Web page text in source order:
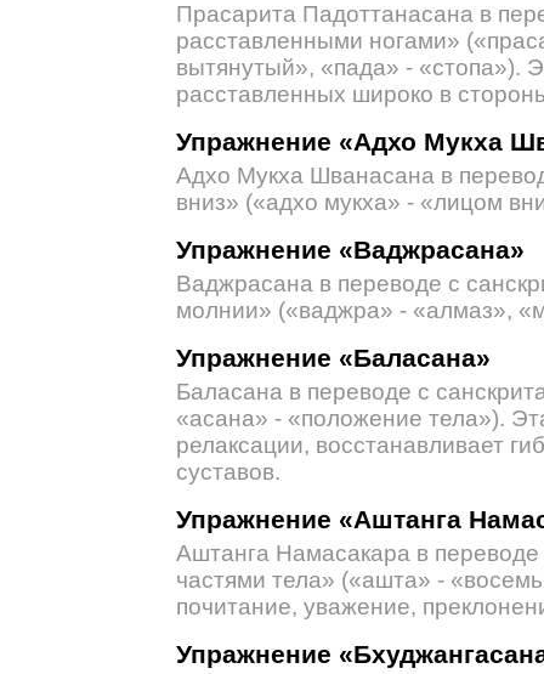
Прасарита Падоттанасана в
расставленными ногами»
вытянутый», «пада» - «стопа»).
расставленных широко в
Упражнение «Адхо Мукха
Адхо Мукха Шванасана в
вниз» («адхо мукха» - «лицом
Упражнение «Ваджрасана»
Ваджрасана в переводе с
молнии» («ваджра» - «алмаз»,
Упражнение «Баласана»
Баласана в переводе с
«асана» - «положение тела»).
релаксации, восстанавливает
суставов.
Упражнение «Аштанга
Аштанга Намасакара в
частями тела» («ашта» -
почитание, уважение,
Упражнение